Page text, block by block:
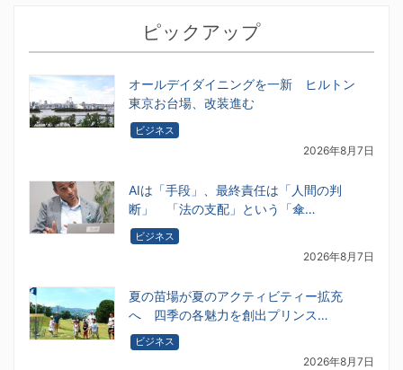
ピックアップ
オールデイダイニングを一新 ヒルトン
東京お台場、改装進む
ビジネス
2026年8月7日
AIは「手段」、最終責任は「人間の判
断」 「法の支配」という「傘…
ビジネス
2026年8月7日
夏の苗場が夏のアクティビティー拡充
へ 四季の各魅力を創出プリンス…
ビジネス
2026年8月7日